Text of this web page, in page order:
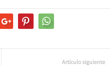
Artículo siguiente